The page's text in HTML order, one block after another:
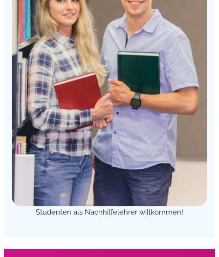
Studenten als Nachhilfelehrer willkommen!